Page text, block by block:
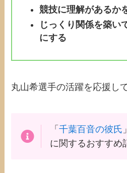
競技に理解があるか
じっくり関係を築い
にする
丸山希選手の活躍を応援し
「 千葉百音の彼氏 」
に関するおすすめ